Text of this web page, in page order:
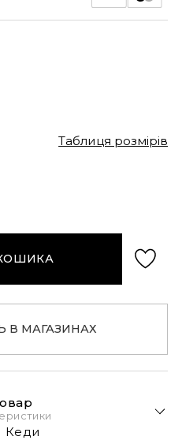
Таблиця розмірів
В МАГАЗИНАХ
Кеди